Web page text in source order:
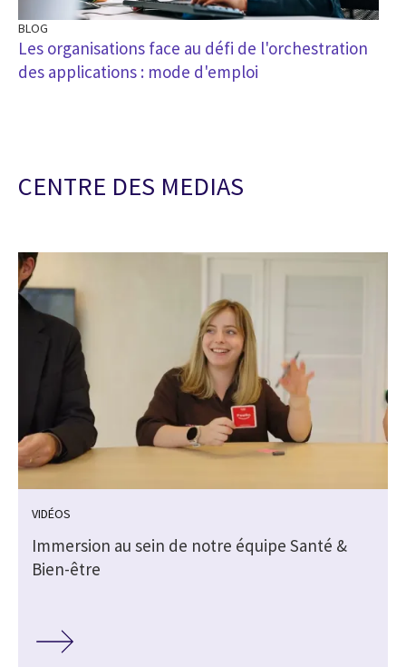
BLOG
Les organisations face au défi de l'orchestration
des applications : mode d'emploi
CENTRE DES MEDIAS
VIDÉOS
Immersion au sein de notre équipe Santé &
Bien-être